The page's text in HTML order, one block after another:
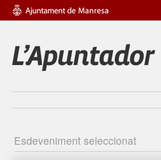
Esdeveniment seleccionat